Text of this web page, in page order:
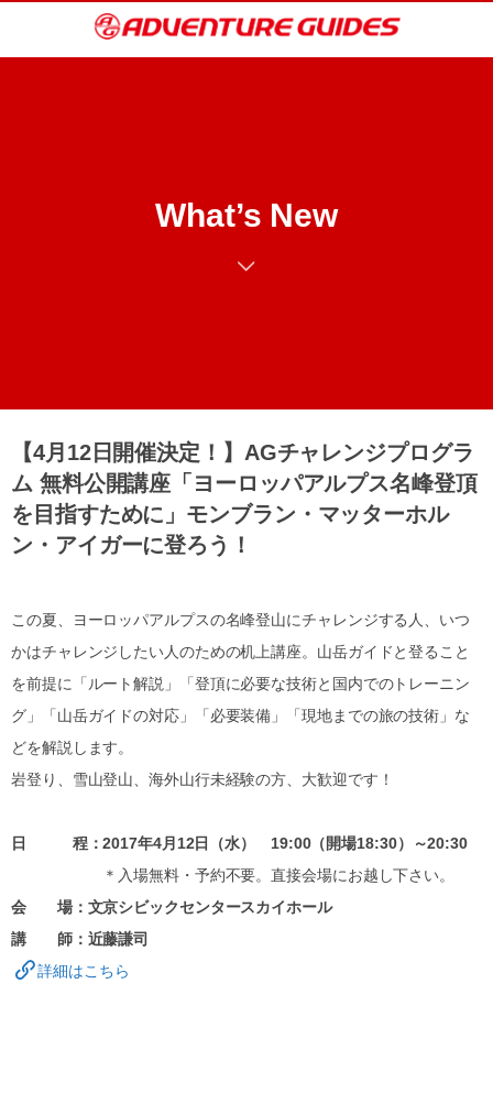
What’s New
【4月12日開催決定！】AGチャレンジプログラ
ム 無料公開講座「ヨーロッパアルプス名峰登頂
を目指すために」モンブラン・マッターホル
ン・アイガーに登ろう！
この夏、ヨーロッパアルプスの名峰登山にチャレンジする人、いつ
かはチャレンジしたい人のための机上講座。山岳ガイドと登ること
を前提に「ルート解説」「登頂に必要な技術と国内でのトレーニン
グ」「山岳ガイドの対応」「必要装備」「現地までの旅の技術」な
どを解説します。
岩登り、雪山登山、海外山行未経験の方、大歓迎です！
日 程：2017年4月12日（水） 19:00（開場18:30）～20:30
＊入場無料・予約不要。直接会場にお越し下さい。
会 場：文京シビックセンタースカイホール
講 師：近藤謙司
詳細はこちら